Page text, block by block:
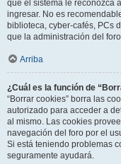
que el sistema le reconozca
ingresar. No es
biblioteca, cyber-cafés, PCs
que la administración del
Arriba
¿Cuál es la función de
“Borrar cookies” borra las
autorizado para acceder a
al mismo. Las cookies
navegación del foro por el
Si está teniendo problemas
seguramente ayudará.